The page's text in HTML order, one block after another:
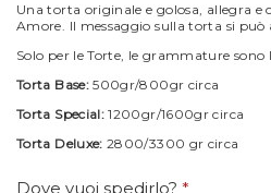
Una torta originale e golosa, allegra e
Amore. Il messaggio sulla torta si può
Solo per le Torte, le grammature sono
Torta Base:500gr/800gr circa
Torta Special: 1200gr/1600gr circa
Torta Deluxe: 2800/3300 gr circa
Dove vuoi spedirlo? *